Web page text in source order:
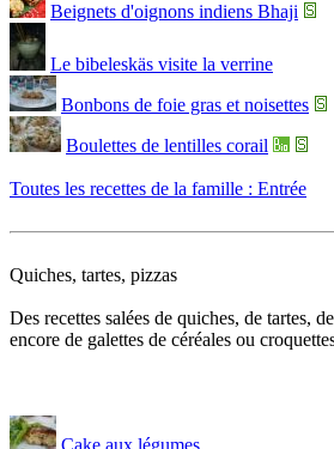
Beignets d'oignons indiens Bhaji
Le bibeleskäs visite la verrine
Bonbons de foie gras et noisettes
Boulettes de lentilles corail
Toutes les recettes de la famille : Entrée
Quiches, tartes, pizzas
Des recettes salées de quiches, de tartes,
encore de galettes de céréales ou
Cake aux légumes